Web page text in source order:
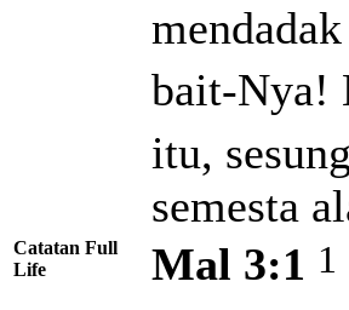
bait-Nya!
itu,
semesta
Catatan Full
Life
Mal 3:1 1